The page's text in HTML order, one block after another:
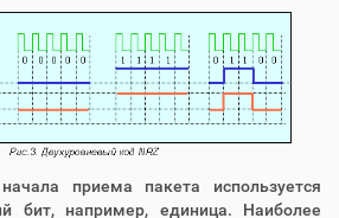
приема пакета используется
бит, например, единица. Наиболее